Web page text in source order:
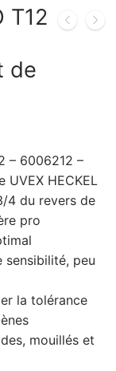
T12
de
– 6006212 –
UVEX HECKEL
4 du revers de
pro
peu
la tolérance
mouillés et